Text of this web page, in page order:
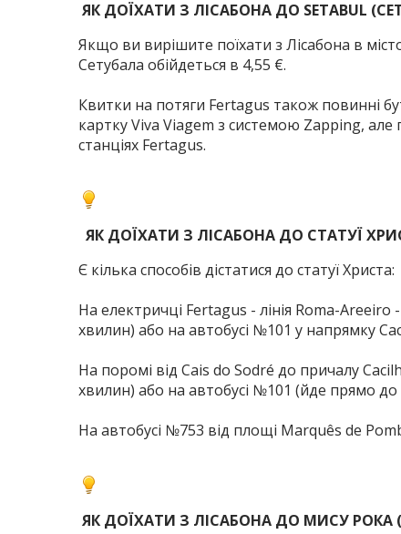
ЯК ДОЇХАТИ З ЛІСАБОНА ДО SETABUL
Якщо ви вирішите поїхати з Лісабона в
Сетубала обійдеться в 4,55 €.
Квитки на потяги Fertagus також повинні
картку Viva Viagem з системою Zapping,
станціях Fertagus.
ЯК ДОЇХАТИ З ЛІСАБОНА ДО СТАТУЇ
Є кілька способів дістатися до статуї Христа:
На електричці Fertagus - лінія Roma-Areeiro
хвилин) або на автобусі №101 у напрямку
На поромі від Cais do Sodré до причалу
хвилин) або на автобусі №101 (йде прямо до
На автобусі №753 від площі Marquês de
ЯК ДОЇХАТИ З ЛІСАБОНА ДО МИСУ РОКА